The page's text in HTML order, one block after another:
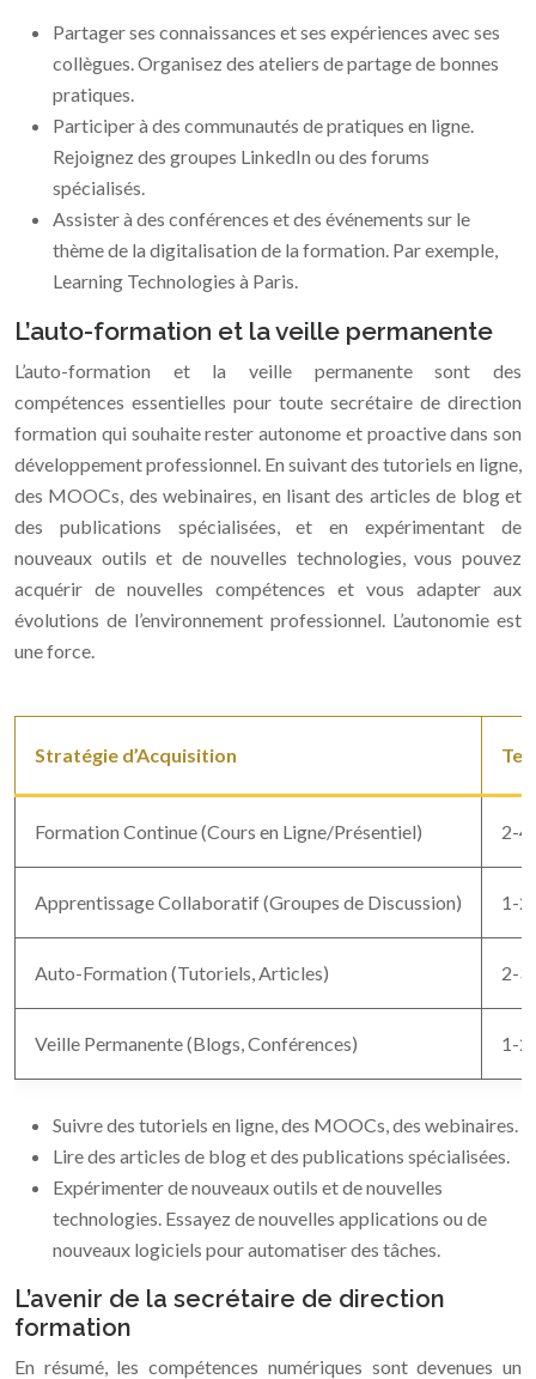
Partager ses connaissances et ses expériences avec ses
collègues. Organisez des ateliers de partage de bonnes
pratiques.
Participer à des communautés de pratiques en ligne.
Rejoignez des groupes LinkedIn ou des forums
spécialisés.
Assister à des conférences et des événements sur le
thème de la digitalisation de la formation. Par exemple,
Learning Technologies à Paris.
L’auto-formation et la veille permanente
L’auto-formation et la veille permanente sont des
compétences essentielles pour toute secrétaire de direction
formation qui souhaite rester autonome et proactive dans son
développement professionnel. En suivant des tutoriels en ligne,
des MOOCs, des webinaires, en lisant des articles de blog et
des publications spécialisées, et en expérimentant de
nouveaux outils et de nouvelles technologies, vous pouvez
acquérir de nouvelles compétences et vous adapter aux
évolutions de l’environnement professionnel. L’autonomie est
une force.
Stratégie d’Acquisition
Formation Continue (Cours en Ligne/Présentiel) 2-4
Apprentissage Collaboratif (Groupes de Discussion) 1-2
Auto-Formation (Tutoriels, Articles) 2-3
Veille Permanente (Blogs, Conférences) 1-2
Suivre des tutoriels en ligne, des MOOCs, des webinaires.
Lire des articles de blog et des publications spécialisées.
Expérimenter de nouveaux outils et de nouvelles
technologies. Essayez de nouvelles applications ou de
nouveaux logiciels pour automatiser des tâches.
L’avenir de la secrétaire de direction
formation
En résumé, les compétences numériques sont devenues un